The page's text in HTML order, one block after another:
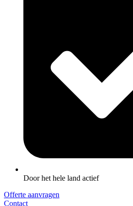
Door het hele land actief
Offerte aanvragen
Contact